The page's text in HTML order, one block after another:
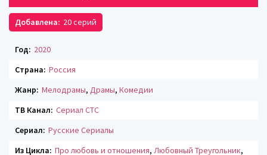
Добавлена: 20 серий
Год: 2020
Страна: Россия
Жанр: Мелодрамы, Драмы, Комедии
ТВ Канал: Сериал СТС
Сериал: Русские Сериалы
Из Цикла: Про любовь и отношения, Любовный Треугольник,